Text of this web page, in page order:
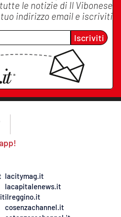
tutte le notizie di Il Vibonese
indirizzo email e iscriviti
Iscriviti
lacitymag.it
lacapitalenews.it
ilreggino.it
cosenzachannel.it